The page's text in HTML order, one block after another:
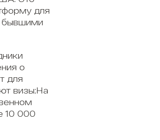
для
бывшими
о
для
визы;На
10 000